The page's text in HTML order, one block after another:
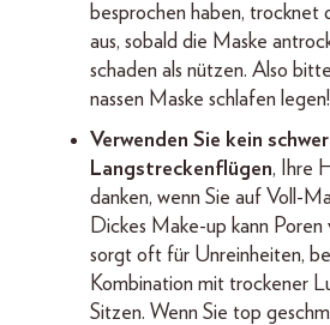
besprochen haben, trocknet
aus, sobald die Maske
schaden als nützen. Also
nassen Maske schlafen legen!
Verwenden Sie kein
Langstreckenflügen, Ihre
danken, wenn Sie auf Voll-
Dickes Make-up kann Poren
sorgt oft für Unreinheiten,
Kombination mit trockener
Sitzen. Wenn Sie top